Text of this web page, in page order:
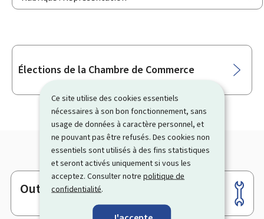
Ce site utilise des cookies essentiels
nécessaires à son bon fonctionnement, sans
usage de données à caractère personnel, et
ne pouvant pas être refusés. Des cookies non
essentiels sont utilisés à des fins statistiques
et seront activés uniquement si vous les
acceptez. Consulter notrepolitique de
confidentialité.
Sous-
rubriques
Élections de la Chambre de Commerce
Pied
de
Outils